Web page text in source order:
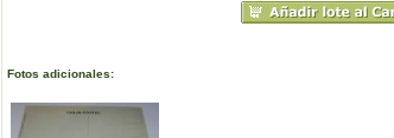
Fotos adicionales: